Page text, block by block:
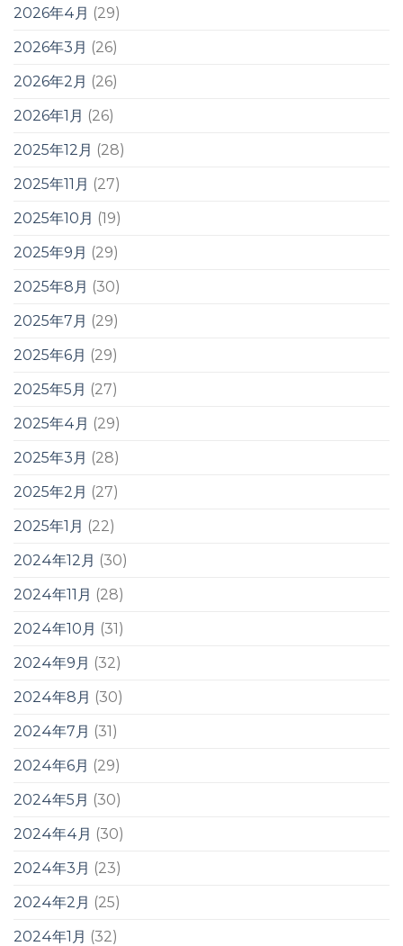
2026年4月 (29)
2026年3月 (26)
2026年2月 (26)
2026年1月 (26)
2025年12月 (28)
2025年11月 (27)
2025年10月 (19)
2025年9月 (29)
2025年8月 (30)
2025年7月 (29)
2025年6月 (29)
2025年5月 (27)
2025年4月 (29)
2025年3月 (28)
2025年2月 (27)
2025年1月 (22)
2024年12月 (30)
2024年11月 (28)
2024年10月 (31)
2024年9月 (32)
2024年8月 (30)
2024年7月 (31)
2024年6月 (29)
2024年5月 (30)
2024年4月 (30)
2024年3月 (23)
2024年2月 (25)
2024年1月 (32)